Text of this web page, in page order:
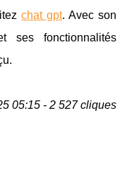
chat gpt. Avec son
ses fonctionnalités
05:15 - 2 527 cliques